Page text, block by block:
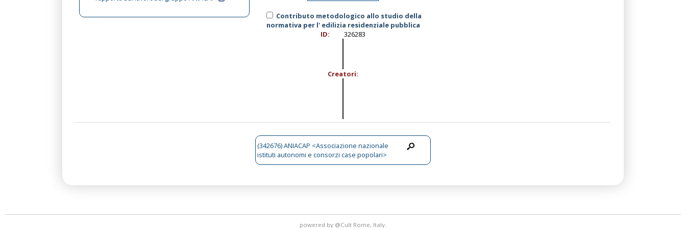
Contributo metodologico allo studio della
normativa per l' edilizia residenziale pubblica
ID:
326283
Creatori:
(342676) ANIACAP <Associazione nazionale
istituti autonomi e consorzi case popolari>
powered by @Cult Rome, Italy.